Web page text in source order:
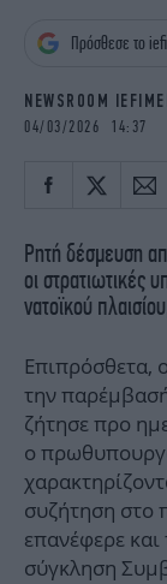
OSCARSΠρόσθεσε το
NEWSROOM
04/03/2026 14:37
Ρητή δέσμευση
οι στρατιωτικές
νατοϊκού
Επιπρόσθετα,
την
ζήτησε προ
ο
συζήτηση στο
επανέφερε
σύγκληση